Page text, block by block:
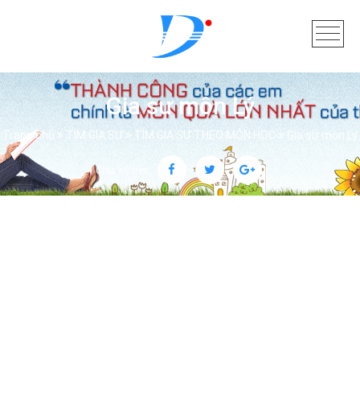
Gia sư môn Lý
Trang chủ TÌM GIA SƯ TÌM GIA SƯ THEO MÔN HỌC Gia sư môn Lý
Chia sẻ trên: